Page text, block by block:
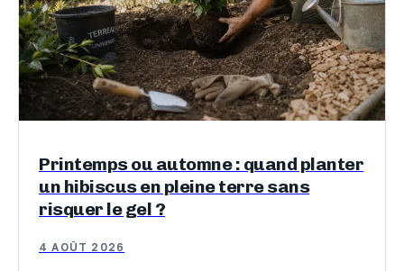
Printemps ou automne : quand planter
un hibiscus en pleine terre sans
risquer le gel ?
4 AOÛT 2026